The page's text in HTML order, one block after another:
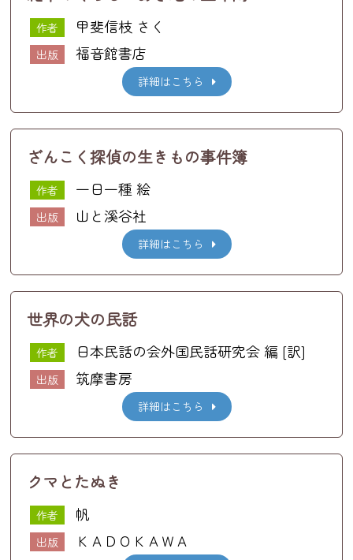
作者 甲斐信枝 さく
出版 福音館書店
詳細はこちら
ざんこく探偵の生きもの事件簿
作者 一日一種 絵
出版 山と溪谷社
詳細はこちら
世界の犬の民話
作者 日本民話の会外国民話研究会 編 [訳]
出版 筑摩書房
詳細はこちら
クマとたぬき
作者 帆
出版 ＫＡＤＯＫＡＷＡ